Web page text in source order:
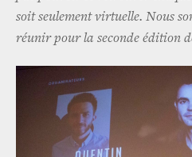
soit seulement virtuelle. Nous
réunir pour la seconde édition